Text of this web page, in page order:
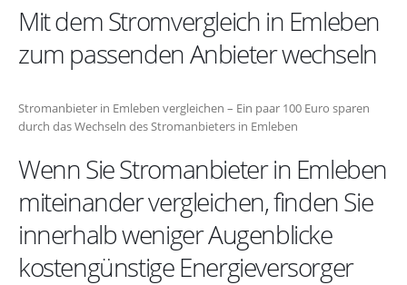
Mit dem Stromvergleich in Emleben
zum passenden Anbieter wechseln
Stromanbieter in Emleben vergleichen – Ein paar 100 Euro sparen
durch das Wechseln des Stromanbieters in Emleben
Wenn Sie Stromanbieter in Emleben
miteinander vergleichen, finden Sie
innerhalb weniger Augenblicke
kostengünstige Energieversorger